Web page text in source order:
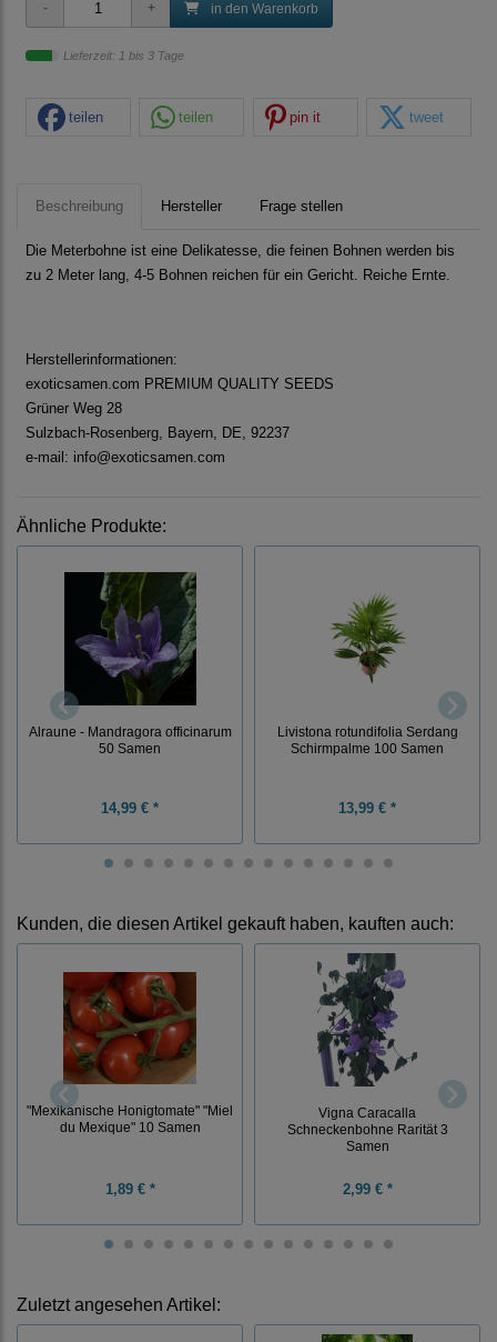
in den Warenkorb
Lieferzeit: 1 bis 3 Tage
teilen teilen pin it tweet
Beschreibung Hersteller Frage stellen
Die Meterbohne ist eine Delikatesse, die feinen Bohnen werden bis
zu 2 Meter lang, 4-5 Bohnen reichen für ein Gericht. Reiche Ernte.
Herstellerinformationen:
exoticsamen.com PREMIUM QUALITY SEEDS
Grüner Weg 28
Sulzbach-Rosenberg, Bayern, DE, 92237
e-mail: info@exoticsamen.com
Ähnliche Produkte:
Alraune - Mandragora officinarum
50 Samen
14,99 € *
Livistona rotundifolia Serdang
Schirmpalme 100 Samen
13,99 € *
Kunden, die diesen Artikel gekauft haben, kauften auch:
"Mexikanische Honigtomate" "Miel
du Mexique" 10 Samen
1,89 € *
Vigna Caracalla
Schneckenbohne Rarität 3
Samen
2,99 € *
Zuletzt angesehen Artikel: